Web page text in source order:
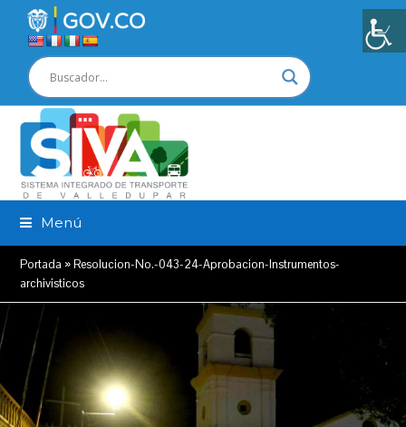
Menú
Portada »Resolucion-No.-043-24-Aprobacion-Instrumentos-
archivisticos